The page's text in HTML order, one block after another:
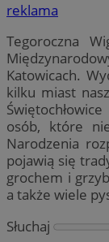
reklama
Tegoroczna
Katowicach.
kilku miast
Świętochłowice
osób, które
Narodzenia
pojawią się
grochem i
a także wiele
Słuchaj